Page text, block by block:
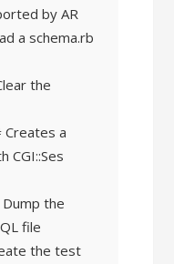
by AR
a schema.rb
the
Creates a
CGI::Ses
the
file
the test